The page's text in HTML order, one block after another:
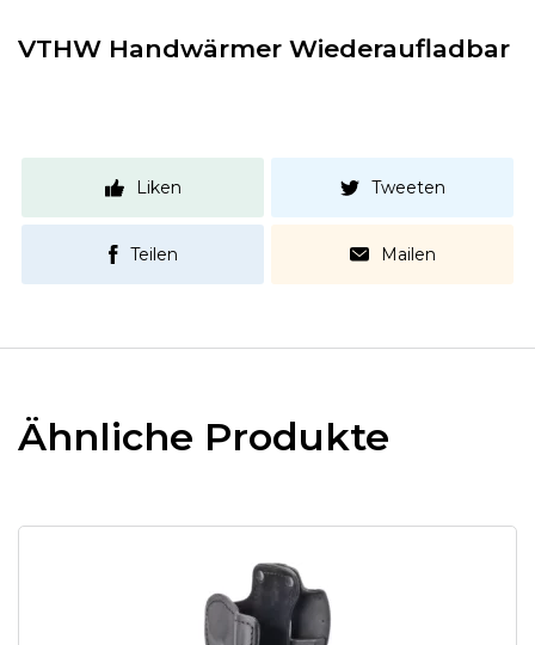
VTHW Handwärmer Wiederaufladbar
Liken Tweeten
Teilen Mailen
Ähnliche Produkte